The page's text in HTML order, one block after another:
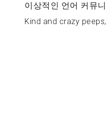
이상적인 언어 커뮤
Kind and crazy